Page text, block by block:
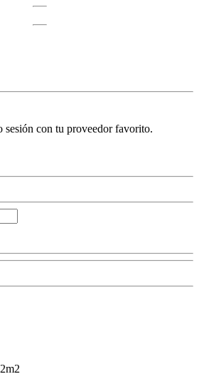
sesión con tu proveedor favorito.
m2